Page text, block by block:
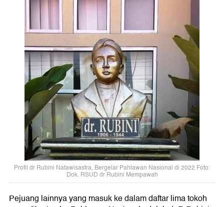
Profil dr Rubini Natawisastra, Bergelar Pahlawan Nasional di 2022 Foto:
Dok. RSUD dr Rubini Mempawah
Pejuang lainnya yang masuk ke dalam daftar lima tokoh